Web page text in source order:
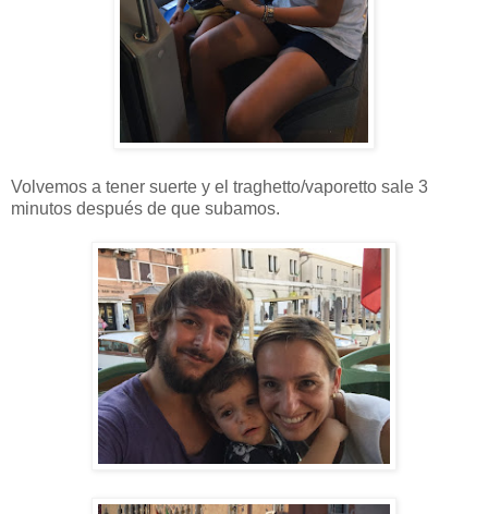
Volvemos a tener suerte y el traghetto/vaporetto sale 3
minutos después de que subamos.